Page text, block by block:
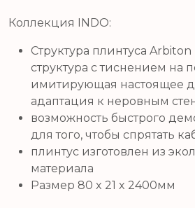
Коллекция INDO:
Структура плинтуса
структура с тиснением на
имитирующая настоящее
адаптация к неровным
возможность быстрого
для того, чтобы спрятать
плинтус изготовлен из
материала
Размер 80 x 21 x 2400мм